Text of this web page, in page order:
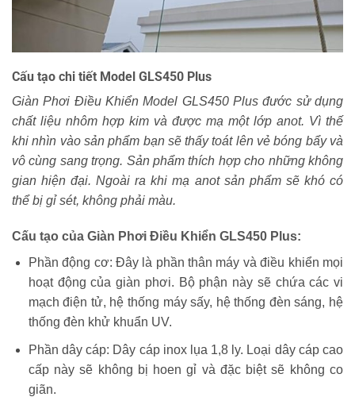
Cấu tạo chi tiết Model GLS450 Plus
Giàn Phơi Điều Khiển Model GLS450 Plus đước sử dụng
chất liệu nhôm hợp kim và được mạ một lớp anot. Vì thế
khi nhìn vào sản phẩm bạn sẽ thấy toát lên vẻ bóng bẩy và
vô cùng sang trọng. Sản phẩm thích hợp cho những không
gian hiện đại. Ngoài ra khi mạ anot sản phẩm sẽ khó có
thể bị gỉ sét, không phải màu.
Cấu tạo của Giàn Phơi Điều Khiển GLS450 Plus:
Phần động cơ: Đây là phần thân máy và điều khiển mọi
hoạt động của giàn phơi. Bộ phận này sẽ chứa các vi
mạch điện tử, hệ thống máy sấy, hệ thống đèn sáng, hệ
thống đèn khử khuẩn UV.
Phần dây cáp: Dây cáp inox lụa 1,8 ly. Loại dây cáp cao
cấp này sẽ không bị hoen gỉ và đặc biệt sẽ không co
giãn.